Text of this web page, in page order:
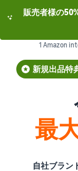
販売者様の
1 Amazon
新規出品特
最
自社ブラン